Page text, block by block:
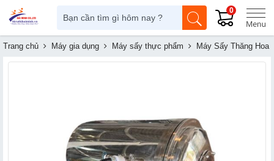
0
Trang chủ Máy gia dụng Máy sấy thực phẩm Máy Sấy Thăng Hoa